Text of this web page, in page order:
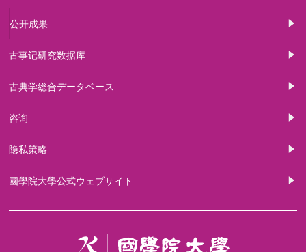
公开成果
古事记研究数据库
古典学総合データベース
咨询
隐私策略
國學院大學公式ウェブサイト